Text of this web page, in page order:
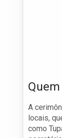
A
locais,
como